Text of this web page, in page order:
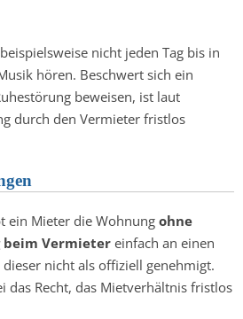
nicht jeden Tag bis in
hören. Beschwert sich ein
beweisen, ist laut
durch den Vermieter fristlos
ein Mieter die Wohnung ohne
beim Vermieter einfach an einen
nicht als offiziell genehmigt.
das Recht, das Mietverhältnis fristlos